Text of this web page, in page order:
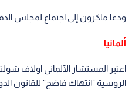
ودعا ماكرون إلى اجتماع لمجلس
ألمانيا
اعتبر المستشار الآلماني اولاف
الروسية "انتهاك فاضح" للقانون